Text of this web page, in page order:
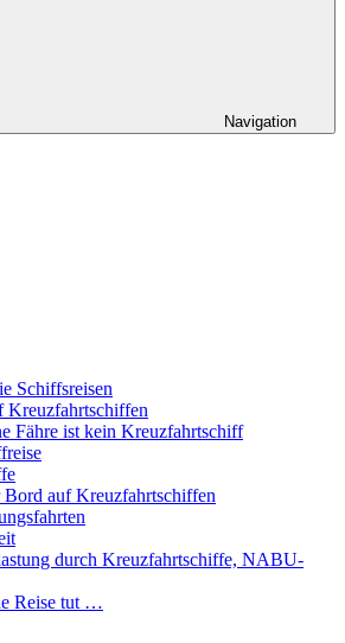
Navigation
Schiffsreisen
Kreuzfahrtschiffen
Fähre ist kein Kreuzfahrtschiff
Bord auf Kreuzfahrtschiffen
durch Kreuzfahrtschiffe, NABU-
Reise tut …